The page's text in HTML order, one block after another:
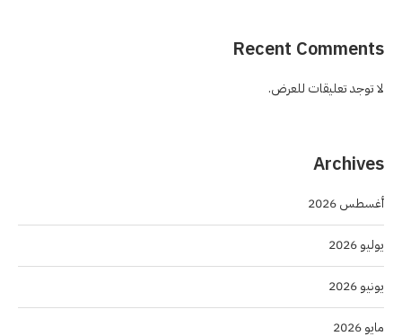
Recent Comments
لا توجد تعليقات للعرض.
Archives
أغسطس 2026
يوليو 2026
يونيو 2026
مايو 2026